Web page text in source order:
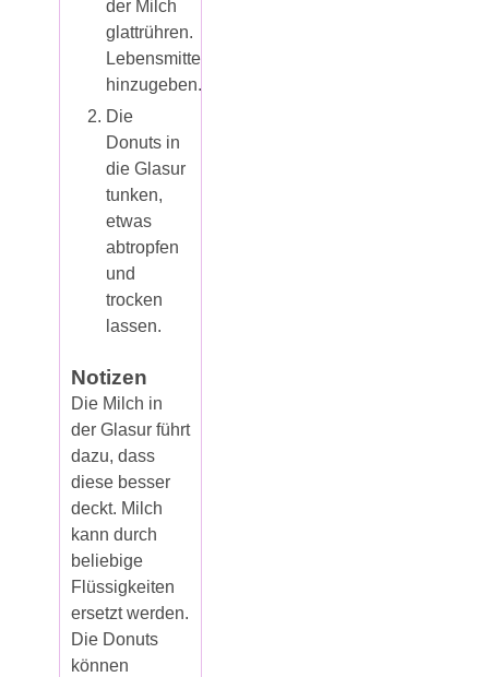
der Milch
glattrühren.
Lebensmittelfarbe
hinzugeben.
Die
Donuts in
die Glasur
tunken,
etwas
abtropfen
und
trocken
lassen.
Notizen
Die Milch in
der Glasur führt
dazu, dass
diese besser
deckt. Milch
kann durch
beliebige
Flüssigkeiten
ersetzt werden.
Die Donuts
können